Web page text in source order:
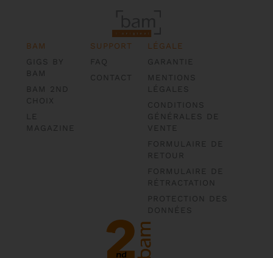
BAM
GIGS BY
BAM
BAM 2ND
CHOIX
LE
MAGAZINE
SUPPORT
FAQ
CONTACT
LÉGALE
GARANTIE
MENTIONS
LÉGALES
CONDITIONS
GÉNÉRALES DE
VENTE
FORMULAIRE DE
RETOUR
FORMULAIRE DE
RÉTRACTATION
PROTECTION DES
DONNÉES